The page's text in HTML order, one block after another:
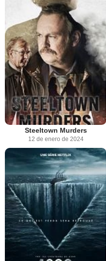
Steeltown Murders
12 de enero de 2024